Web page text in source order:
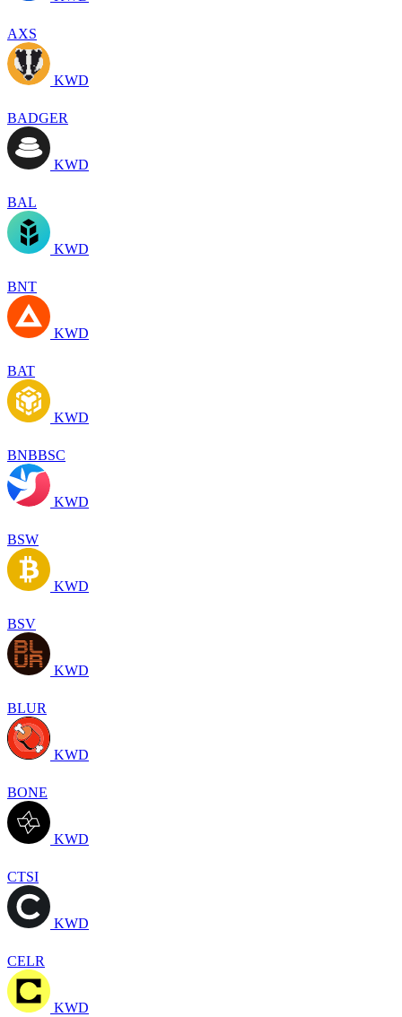
AXS
KWD
BADGER
KWD
BAL
KWD
BNT
KWD
BAT
KWD
BNBBSC
KWD
BSW
KWD
BSV
KWD
BLUR
KWD
BONE
KWD
CTSI
KWD
CELR
KWD